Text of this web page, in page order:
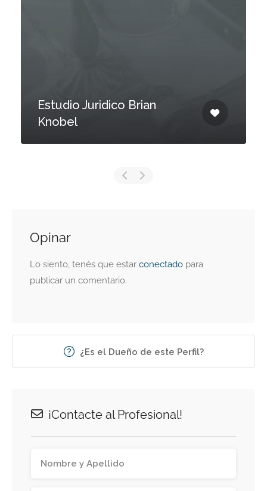
Estudio Juridico Brian
Knobel
Opinar
Lo siento, tenés que estar conectado para
publicar un comentario.
¿Es el Dueño de este Perfil?
¡Contacte al Profesional!